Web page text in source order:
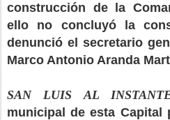
construcción de la
ello no concluyó la
denunció el secretario
Marco Antonio Aranda
SAN LUIS AL
municipal de esta Capital